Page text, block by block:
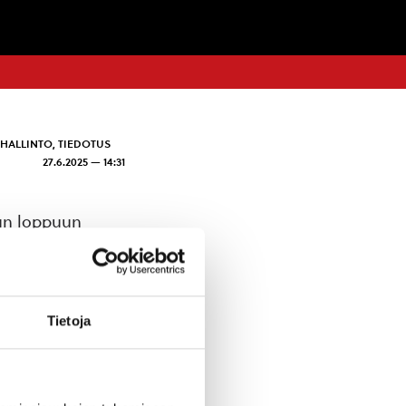
Tietoja
,TIEDOTUS
27.6.2025 — 14:31
loppuun
tilinpäätöksen
tai